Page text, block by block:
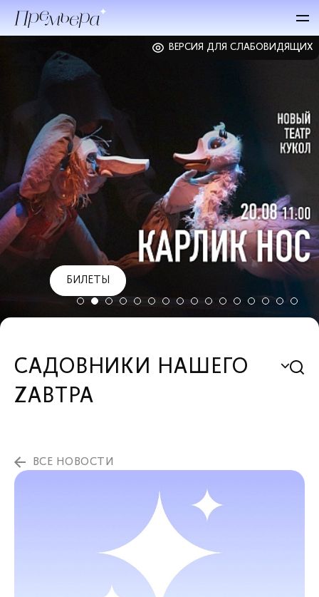
ВЕРСИЯ ДЛЯ СЛАБОВИДЯЩИХ
БИЛЕТЫ
САДОВНИКИ НАШЕГО
ZАВТРА
ВСЕ НОВОСТИ